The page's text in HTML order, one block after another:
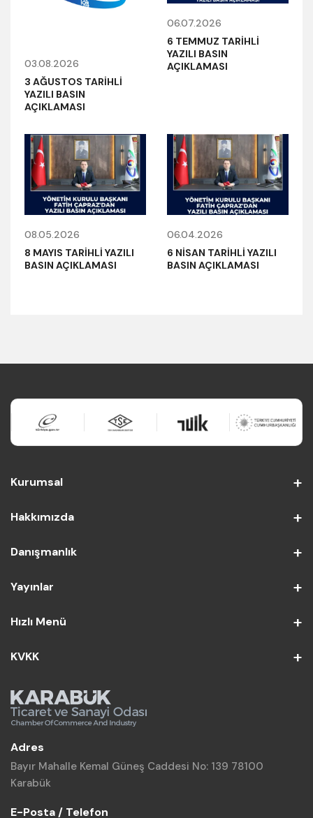
03.08.2026
3 AĞUSTOS TARİHLİ
YAZILI BASIN
AÇIKLAMASI
06.07.2026
6 TEMMUZ TARİHLİ
YAZILI BASIN
AÇIKLAMASI
08.05.2026
8 MAYIS TARİHLİ YAZILI
BASIN AÇIKLAMASI
06.04.2026
6 NİSAN TARİHLİ YAZILI
BASIN AÇIKLAMASI
Kurumsal
Hakkımızda
Danışmanlık
Yayınlar
Hızlı Menü
KVKK
Adres
Bayır Mahalle Kemal Güneş Caddesi No: 139 78100
Karabük
E-Posta / Telefon